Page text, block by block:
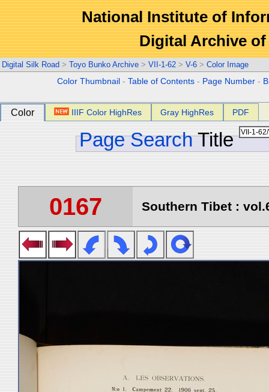
National Institute of
Digital Archive
Digital Silk Road > Toyo Bunko Archive > VII-1-62 > V-6 > Color Image
Color Thumbnail -Table of Contents - Page Number -
Color IIIF Color HighRes Gray HighRes PDF
Page Search Title
0167 Southern Tibet :